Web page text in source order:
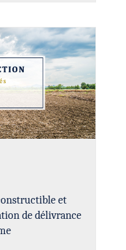
et
de délivrance